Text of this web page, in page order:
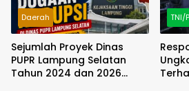
Daerah
Sejumlah Proyek Dinas
PUPR Lampung Selatan
Tahun 2024 dan 2026
TNI/